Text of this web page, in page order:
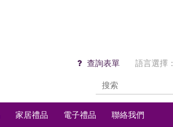
語言選擇：
查詢表單
家居禮品 電子禮品 聯絡我們